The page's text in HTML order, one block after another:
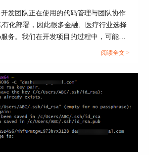
图3：账号异常
的root用户密码
之外，我们还可以使用下面介绍
户密码。
置密码
发团队正在使用的代码管理与团队协作
化部署，因此很多金融、医疗行业选择
务。我们在开发项目的过程中，可能项
删除，或者项目目录结构混乱，需要整理
绍GitLab如何删除项目的评论，GitLab
关内容。...
阅读全文 >